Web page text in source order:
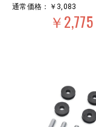
通常価格：￥3,083
￥2,775